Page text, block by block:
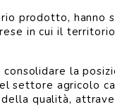
prodotto, hanno
in cui il
la
settore agricolo
qualità,